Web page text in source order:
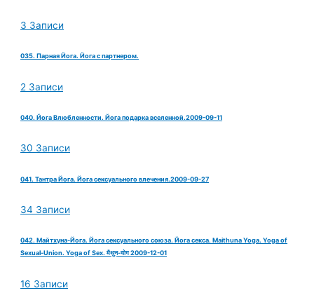
3 Записи
035. Парная Йога. Йога с партнером.
2 Записи
040. Йога Влюбленности. Йога подарка вселенной.2009-09-11
30 Записи
041. Тантра Йога. Йога сексуального влечения.2009-09-27
34 Записи
042. Майтхуна-Йога. Йога сексуального союза. Йога секса. Maithuna Yoga. Yoga of
Sexual-Union. Yoga of Sex. मैथुन-योग 2009-12-01
16 Записи